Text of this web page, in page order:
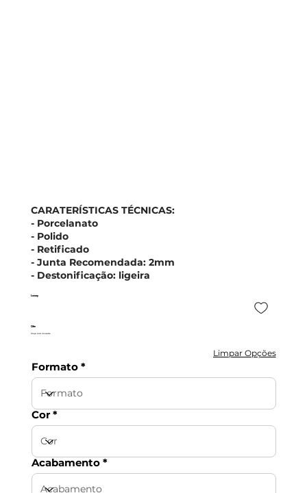
Luxury
Cifre
Preço Sob Consulta
Limpar Opções
Formato
Cor
Acabamento
CARATERÍSTICAS TÉCNICAS:
- Porcelanato
- Polido
- Retificado
- Junta Recomendada: 2mm
- Destonificação: ligeira